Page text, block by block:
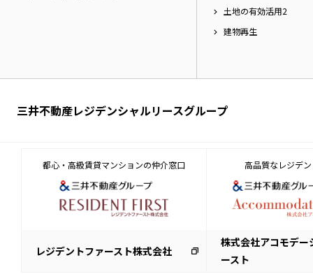
土地の有効活用2
建物再生
三井不動産レジデンシャルリースグループ
都心・高級賃貸マンションの仲介窓口
レジデントファースト株式会社
高品質なレジデ
株式会社アコモデー
ースト